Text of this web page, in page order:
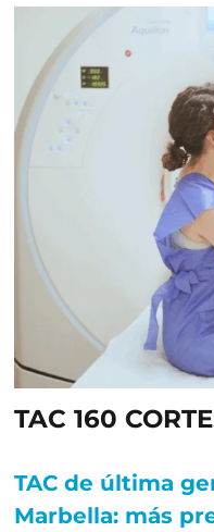
TAC 160
TAC de última
Marbella: más